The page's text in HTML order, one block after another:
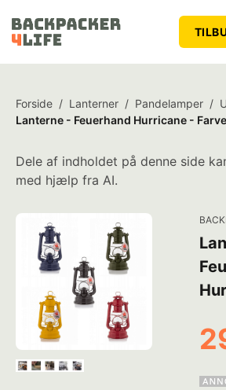
Forside / Lanterner / Pandelamper /
Lanterne - Feuerhand Hurricane - Farve
Dele af indholdet på denne side
med hjælp fra AI.